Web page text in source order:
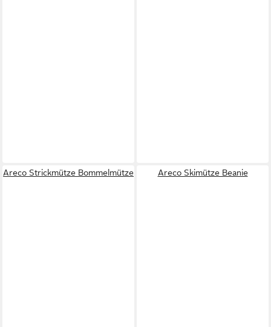
Areco Strickmütze Bommelmütze Areco Skimütze Beanie